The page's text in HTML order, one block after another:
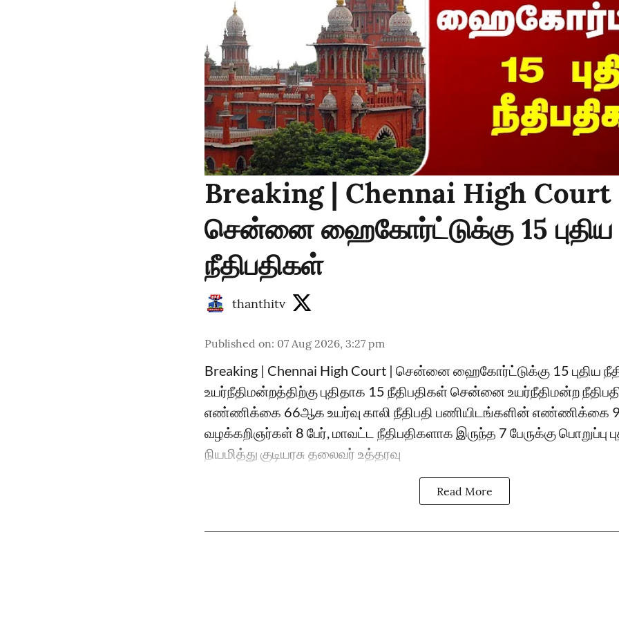
Breaking | Chennai High Court
சென்னை ஹைகோர்ட்டுக்கு 15 புதிய
நீதிபதிகள்
thanthitv
Published on: 07 Aug 2026, 3:27 pm
Breaking | Chennai High Court | சென்னை ஹைகோர்ட்டுக்கு 15 புதிய
உயர்நீதிமன்றத்திற்கு புதிதாக 15 நீதிபதிகள் சென்னை உயர்நீதிமன்ற
எண்ணிக்கை 66ஆக உயர்வு காலி நீதிபதி பணியிடங்களின் எண்ணிக்கை
வழக்கறிஞர்கள் 8 பேர், மாவட்ட நீதிபதிகளாக இருந்த 7 பேருக்கு பொறுப்பு
நியமித்து குடியரசு தலைவர் உத்தரவு
Read More